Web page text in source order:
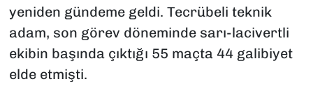
yeniden gündeme geldi. Tecrübeli teknik
adam, son görev döneminde sarı-lacivertli
ekibin başında çıktığı 55 maçta 44 galibiyet
elde etmişti.